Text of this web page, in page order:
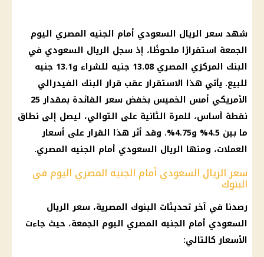
شهد سعر الريال السعودي أمام الجنيه المصري اليوم
الجمعة استقرارًا ملحوظًا، إذ سجل الريال السعودي في
البنك المركزي المصري
13.08 جنيه للشراء و13.1 جنيه
للبيع. يأتي هذا الاستقرار عقب قرار البنك الفيدرالي
الأمريكي أمس الخميس بخفض سعر الفائدة
بمقدار 25
نقطة أساس، للمرة الثانية على التوالي، ليصل إلى نطاق
ما بين 4.5% و4.75%. وقد أثر هذا
القرارعلى أسعار
العملات، ومنها الريال السعودي أمام الجنيه المصري.
سعر الريال السعودي أمام الجنيه المصري اليوم في
البنوك
رصدنا في آخر تحديثات البنوك المصرية، سعر الريال
السعودي أمام الجنيه المصري اليوم الجمعة، حيث جاءت
الأسعاركالتالي: